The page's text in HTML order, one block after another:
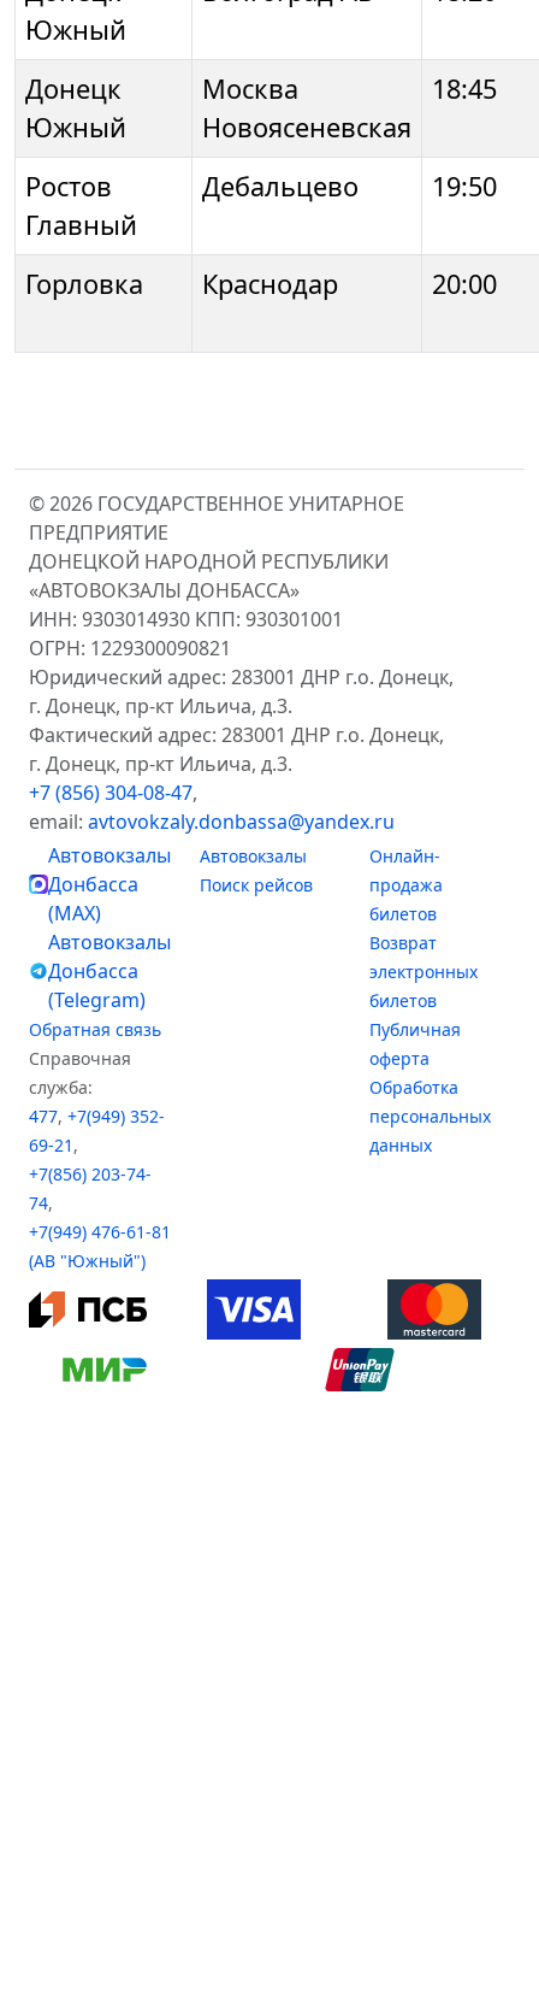
Южный
Донецк
Южный
Москва
Новоясеневская
18:45
Ростов
Главный
Дебальцево 19:50
Горловка Краснодар 20:00
© 2026 ГОСУДАРСТВЕННОЕ УНИТАРНОЕ
ПРЕДПРИЯТИЕ
ДОНЕЦКОЙ НАРОДНОЙ РЕСПУБЛИКИ
«АВТОВОКЗАЛЫ ДОНБАССА»
ИНН: 9303014930 КПП: 930301001
ОГРН: 1229300090821
Юридический адрес: 283001 ДНР г.о. Донецк,
г. Донецк, пр-кт Ильича, д.3.
Фактический адрес: 283001 ДНР г.о. Донецк,
г. Донецк, пр-кт Ильича, д.3.
+7 (856) 304-08-47,
email: avtovokzaly.donbassa@yandex.ru
Автовокзалы
Донбасса
(MAX)
Автовокзалы
Донбасса
(Telegram)
Обратная связь
Справочная
служба:
477, +7(949) 352-
69-21 ,
+7(856) 203-74-
74,
+7(949) 476-61-81
(АВ "Южный")
Автовокзалы
Поиск рейсов
Онлайн-
продажа
билетов
Возврат
электронных
билетов
Публичная
оферта
Обработка
персональных
данных